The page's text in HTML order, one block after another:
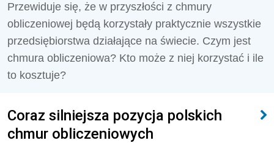
Przewiduje się, że w przyszłości z chmury
obliczeniowej będą korzystały praktycznie wszystkie
przedsiębiorstwa działające na świecie. Czym jest
chmura obliczeniowa? Kto może z niej korzystać i ile
to kosztuje?
Coraz silniejsza pozycja polskich
chmur obliczeniowych